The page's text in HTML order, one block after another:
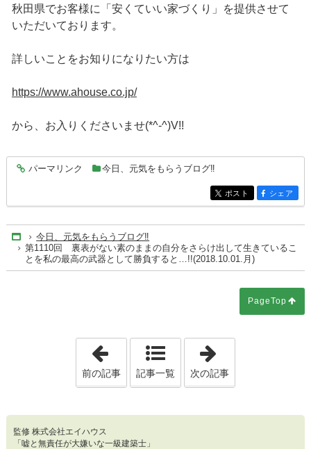
秋田県でお客様に「安くていい家づくり」を提供させて
いただいております。
詳しいことをお知りになりたい方は
https://www.ahouse.co.jp/
から、お入りくださいませ(*^-^)V!!
entry4195
パーマリンク 今日、元気をもらうブログ‼
entry4195
ポスト entry4195
シェア
Home
今日、元気をもらうブログ‼
第1110回 裏表がない素のままの自分をさらけ出して生きているこ
とを私の最高の武器として勝負すると…!!(2018.10.01.月)
PageTop
「第1109回 私の印象では、カタカナ
前の記事 記事一覧 次の記事
監修 株式会社エイハウス
「嘘と無責任が大嫌いな一級建築士」